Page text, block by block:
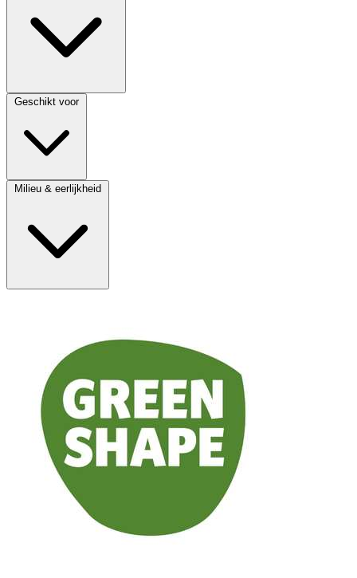
Geschikt voor
Milieu & eerlijkheid